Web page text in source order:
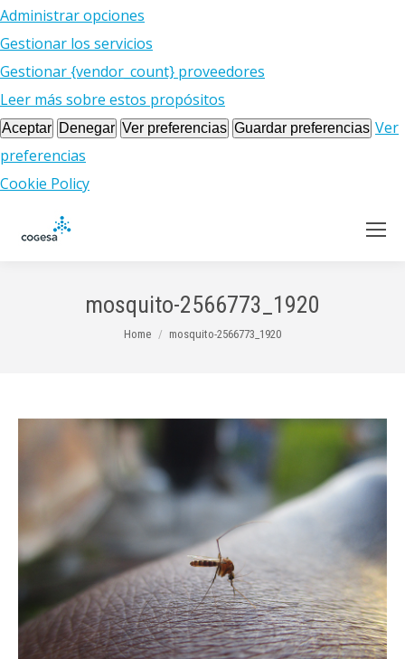
Administrar opciones
Gestionar los servicios
Gestionar {vendor_count} proveedores
Leer más sobre estos propósitos
Aceptar Denegar Ver preferencias Guardar preferencias Ver
preferencias
Cookie Policy
mosquito-2566773_1920
You are here:
Home mosquito-2566773_1920